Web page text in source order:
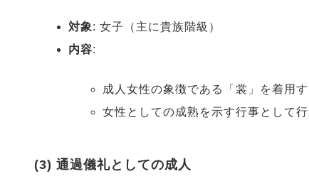
対象: 女子（主に貴族階級）
内容:
成人女性の象徴である「裳」を着用す
女性としての成熟を示す行事として行
(3) 通過儀礼としての成人